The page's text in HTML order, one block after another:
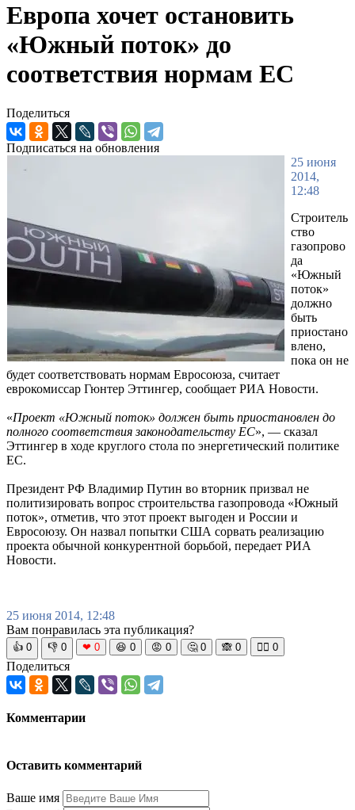
Европа хочет остановить
«Южный поток» до
соответствия нормам ЕС
Поделиться
Подписаться на обновления
25 июня
2014,
12:48
Строитель
ство
газопрово
да
«Южный
поток»
должно
быть
приостано
влено,
пока он не
будет соответствовать нормам Евросоюза, считает
еврокомиссар Гюнтер Эттингер, сообщает РИА Новости.
«Проект «Южный поток» должен быть приостановлен до
полного соответствия законодательству ЕС», — сказал
Эттингер в ходе круглого стола по энергетический политике
ЕС.
Президент РФ Владимир Путин во вторник призвал не
политизировать вопрос строительства газопровода «Южный
поток», отметив, что этот проект выгоден и России и
Евросоюзу. Он назвал попытки США сорвать реализацию
проекта обычной конкурентной борьбой, передает РИА
Новости.
25 июня 2014, 12:48
Вам понравилась эта публикация?
👍 0 👎 0 ❤ 0 😆 0 😡 0 🤔 0 🙈 0 🧘‍♀️ 0
Поделиться
Комментарии
Оставить комментарий
Ваше имя